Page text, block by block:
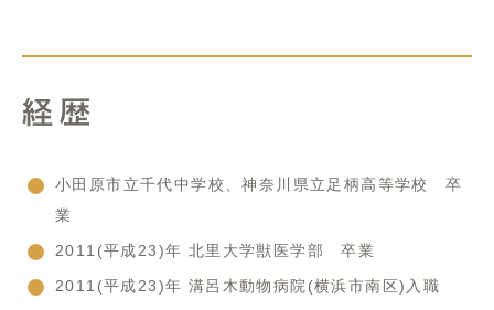
経歴
小田原市立千代中学校、神奈川県立足柄高等学校 卒
業
2011(平成23)年 北里大学獣医学部 卒業
2011(平成23)年 溝呂木動物病院(横浜市南区)入職